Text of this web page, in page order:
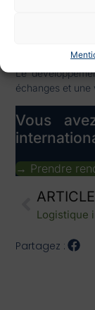
Ces initiatives
soutiennent
Le
échanges et une
Vous
→ Prendre
Partagez :